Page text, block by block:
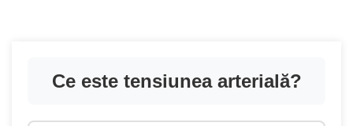
Ce este tensiunea arterială?